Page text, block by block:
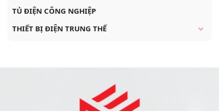
TỦ ĐIỆN CÔNG NGHIỆP
THIẾT BỊ ĐIỆN TRUNG THẾ